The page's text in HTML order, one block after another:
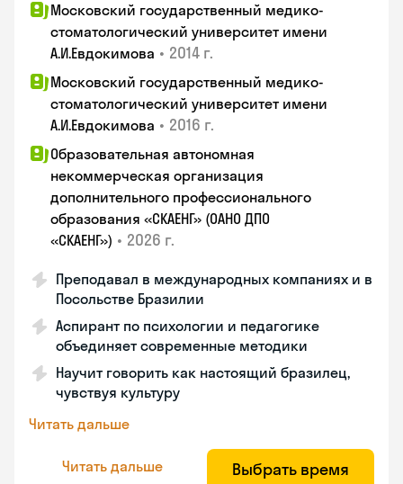
Московский государственный медико-
стоматологический университет имени
А.И.Евдокимова • 2014 г.
Московский государственный медико-
стоматологический университет имени
А.И.Евдокимова • 2016 г.
Образовательная автономная
некоммерческая организация
дополнительного профессионального
образования «СКАЕНГ» (ОАНО ДПО
«СКАЕНГ») • 2026 г.
Преподавал в международных компаниях и в
Посольстве Бразилии
Аспирант по психологии и педагогике
объединяет современные методики
Научит говорить как настоящий бразилец,
чувствуя культуру
Читать дальше
Читать дальше Выбрать время